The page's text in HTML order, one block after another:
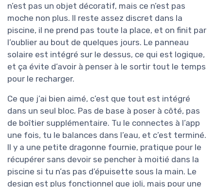
n’est pas un objet décoratif, mais ce n’est pas
moche non plus. Il reste assez discret dans la
piscine, il ne prend pas toute la place, et on finit par
l’oublier au bout de quelques jours. Le panneau
solaire est intégré sur le dessus, ce qui est logique,
et ça évite d’avoir à penser à le sortir tout le temps
pour le recharger.
Ce que j’ai bien aimé, c’est que tout est intégré
dans un seul bloc. Pas de base à poser à côté, pas
de boîtier supplémentaire. Tu le connectes à l’app
une fois, tu le balances dans l’eau, et c’est terminé.
Il y a une petite dragonne fournie, pratique pour le
récupérer sans devoir se pencher à moitié dans la
piscine si tu n’as pas d’épuisette sous la main. Le
design est plus fonctionnel que joli, mais pour une